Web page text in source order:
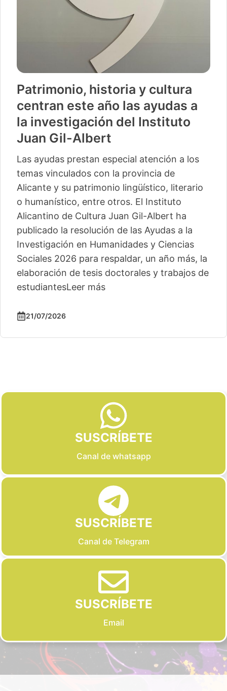
y cultura
las ayudas a
del Instituto
atención a los
provincia de
lingüístico, literario
El Instituto
Gil-Albert ha
de las Ayudas a la
y Ciencias
un año más, la
y trabajos de
Vuelve
actividades
municipios
Alicantino de
comienza este
con un taller de
La segunda edición
del Instituto
Albert llegará este
localidades, con lo
04/06/2026
SUSCRÍBETE
Canal de whatsapp
SUSCRÍBETE
Canal de Telegram
SUSCRÍBETE
Email